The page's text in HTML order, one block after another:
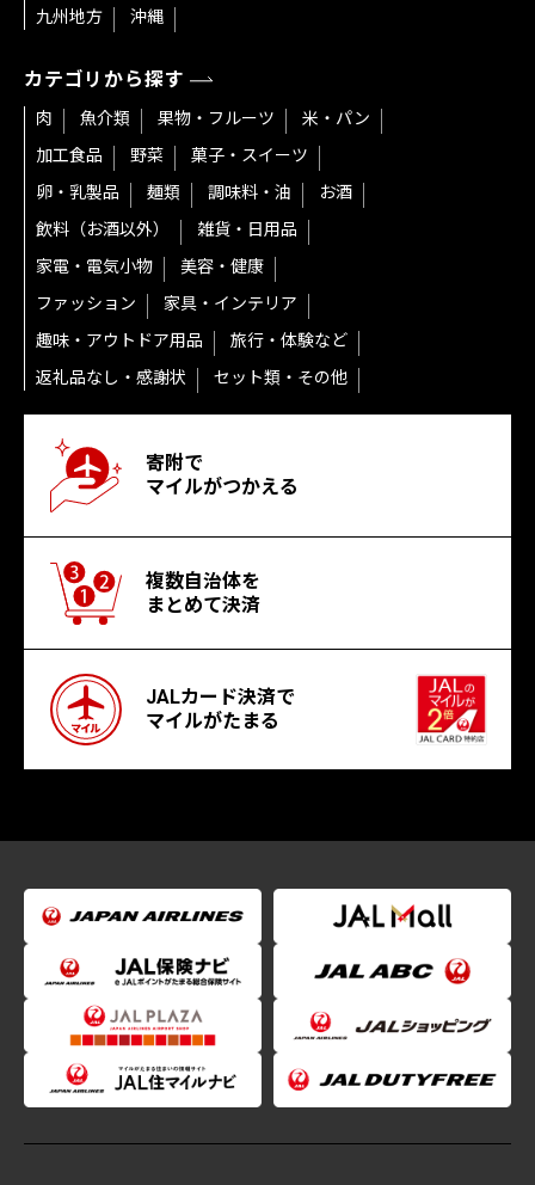
九州地方
沖縄
カテゴリから探す
肉 魚介類 果物・フルーツ
米・パン
加工食品
野菜
菓子・スイーツ
卵・乳製品
麺類 調味料・油
お酒
飲料（お酒以外）
雑貨・日用品
家電・電気小物
美容・健康
ファッション
家具・インテリア
趣味・アウトドア用品
旅行・体験など
返礼品なし・感謝状
セット類・その他
寄附で
マイルがつかえる
複数自治体を
まとめて決済
JALカード決済で
マイルがたまる